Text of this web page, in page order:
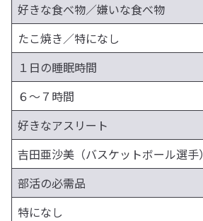
好きな食べ物／嫌いな食べ物
たこ焼き／特になし
１日の睡眠時間
６〜７時間
好きなアスリート
吉田亜沙美（バスケットボール選手）
部活の必需品
特になし